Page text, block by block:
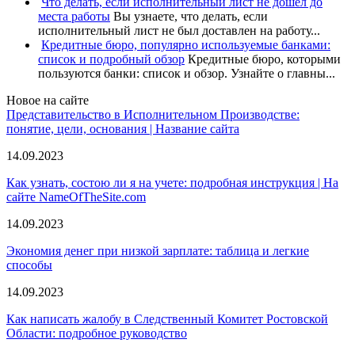
места работы Вы узнаете, что делать, если
исполнительный лист не был доставлен на работу...
Кредитные бюро, популярно используемые банками:
список и подробный обзор Кредитные бюро, которыми
пользуются банки: список и обзор. Узнайте о главны...
Новое на сайте
Представительство в Исполнительном Производстве:
понятие, цели, основания | Название сайта
14.09.2023
Как узнать, состою ли я на учете: подробная инструкция | На
сайте NameOfTheSite.com
14.09.2023
Экономия денег при низкой зарплате: таблица и легкие
способы
14.09.2023
Как написать жалобу в Следственный Комитет Ростовской
Области: подробное руководство